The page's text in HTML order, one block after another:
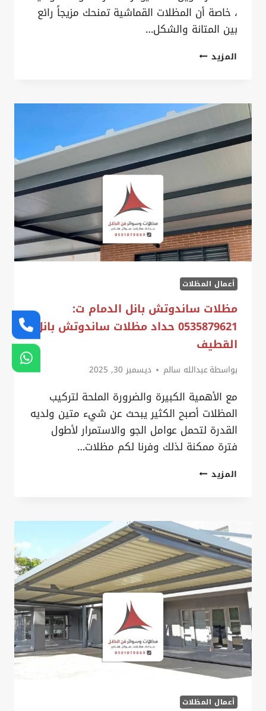
، خاصة أن المظلات القماشية تمنحك مزيجاً رائع
بين المتانة والشكل…
المزيدتركيب
القطيف
:
0535879621
قماش
بالدمام
أعمال المظلات
مظلات ساندوتش بانل الدمام ت:
0535879621 حداد مظلات ساندوتش بانل
القطيف
بواسطةعبدالله سالم ديسمبر 30, 2025
مع الأهمية الكبيرة والضرورة الملحة لتركيب
المظلات أصبح الكثير يبحث عن شيء متين ولديه
القدرة لتحمل عوامل الجو والاستمرار لأطول
فترة ممكنة لذلك وفرنا لكم مظلات…
المزيدمظلات
الدمام
ت:
0535879621
حداد
مظلات
ساندوتش
بانل
القطيف
أعمال المظلات